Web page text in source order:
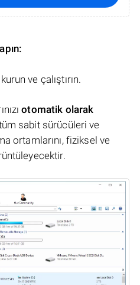
ve çalıştırın.
otomatik olarak
sabit sürücüleri ve
ortamlarını, fiziksel ve